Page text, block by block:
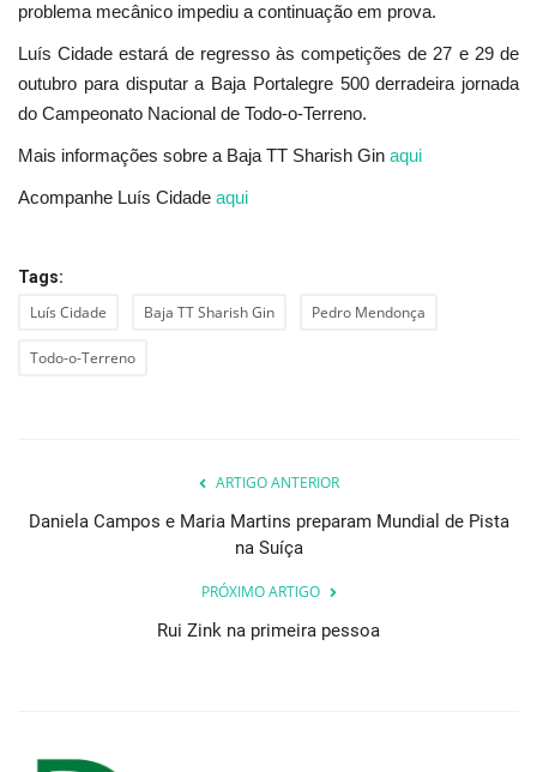
problema mecânico impediu a continuação em prova.
Luís Cidade estará de regresso às competições de 27 e 29 de
outubro para disputar a Baja Portalegre 500 derradeira jornada
do Campeonato Nacional de Todo-o-Terreno.
Mais informações sobre a Baja TT Sharish Gin aqui
Acompanhe Luís Cidade aqui
Tags:
Luís Cidade Baja TT Sharish Gin Pedro Mendonça
Todo-o-Terreno
ARTIGO ANTERIOR
Daniela Campos e Maria Martins preparam Mundial de Pista
na Suíça
PRÓXIMO ARTIGO
Rui Zink na primeira pessoa